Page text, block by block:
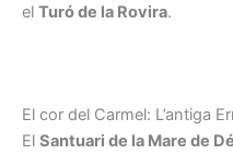
el Turó de la Rovira.
El cor del Carmel: L’antiga
El Santuari de la Mare de